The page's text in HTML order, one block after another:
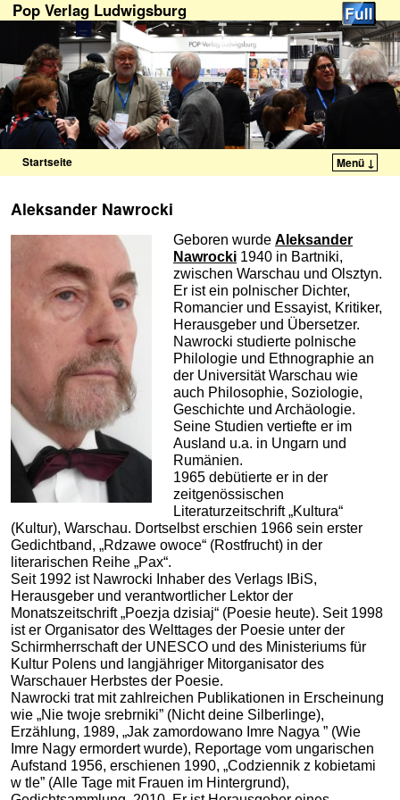
Pop Verlag Ludwigsburg
Startseite Menü ↓
Aleksander Nawrocki
Geboren wurde Aleksander
Nawrocki 1940 in Bartniki,
zwischen Warschau und Olsztyn.
Er ist ein polnischer Dichter,
Romancier und Essayist, Kritiker,
Herausgeber und Übersetzer.
Nawrocki studierte polnische
Philologie und Ethnographie an
der Universität Warschau wie
auch Philosophie, Soziologie,
Geschichte und Archäologie.
Seine Studien vertiefte er im
Ausland u.a. in Ungarn und
Rumänien.
1965 debütierte er in der
zeitgenössischen
Literaturzeitschrift „Kultura“
(Kultur), Warschau. Dortselbst erschien 1966 sein erster
Gedichtband, „Rdzawe owoce“ (Rostfrucht) in der
literarischen Reihe „Pax“.
Seit 1992 ist Nawrocki Inhaber des Verlags IBiS,
Herausgeber und verantwortlicher Lektor der
Monatszeitschrift „Poezja dzisiaj“ (Poesie heute). Seit 1998
ist er Organisator des Welttages der Poesie unter der
Schirmherrschaft der UNESCO und des Ministeriums für
Kultur Polens und langjähriger Mitorganisator des
Warschauer Herbstes der Poesie.
Nawrocki trat mit zahlreichen Publikationen in Erscheinung
wie „Nie twoje srebrniki” (Nicht deine Silberlinge),
Erzählung, 1989, „Jak zamordowano Imre Nagya ” (Wie
Imre Nagy ermordert wurde), Reportage vom ungarischen
Aufstand 1956, erschienen 1990, „Codziennik z kobietami
w tle” (Alle Tage mit Frauen im Hintergrund),